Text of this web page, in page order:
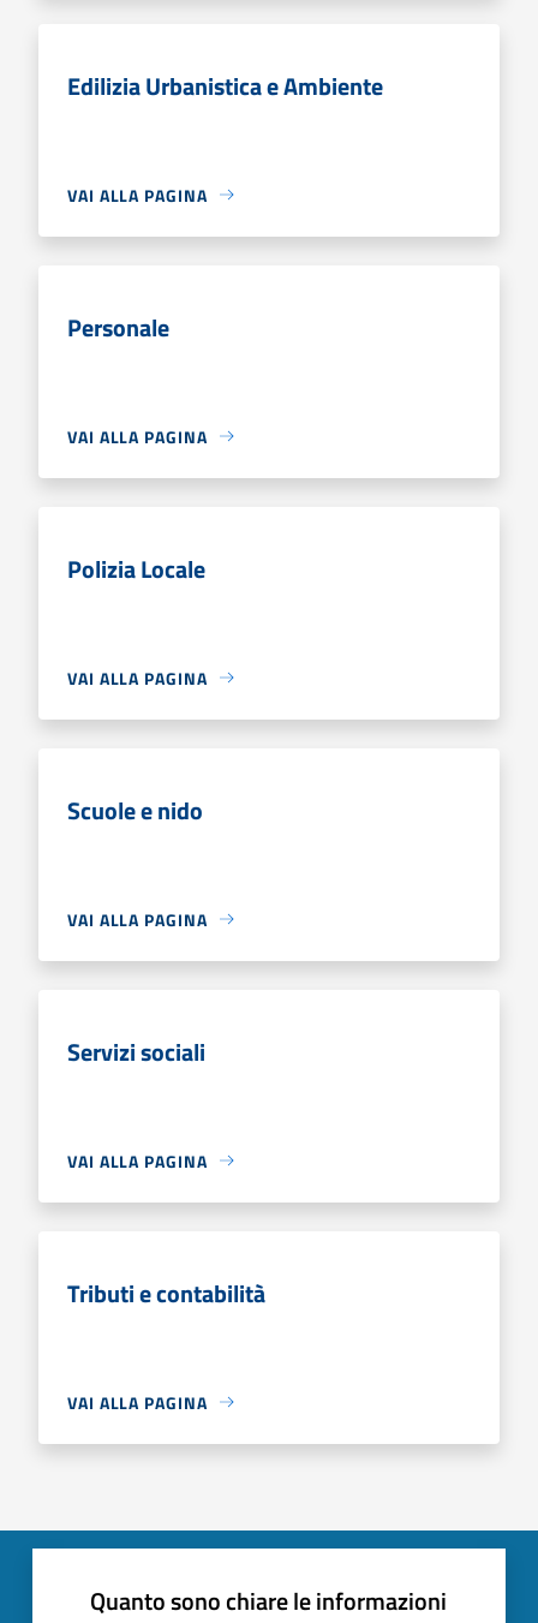
Edilizia Urbanistica e Ambiente
VAI ALLA PAGINA
Personale
VAI ALLA PAGINA
Polizia Locale
VAI ALLA PAGINA
Scuole e nido
VAI ALLA PAGINA
Servizi sociali
VAI ALLA PAGINA
Tributi e contabilità
VAI ALLA PAGINA
Quanto sono chiare le informazioni